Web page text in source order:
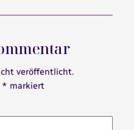
veröffentlicht.
* markiert